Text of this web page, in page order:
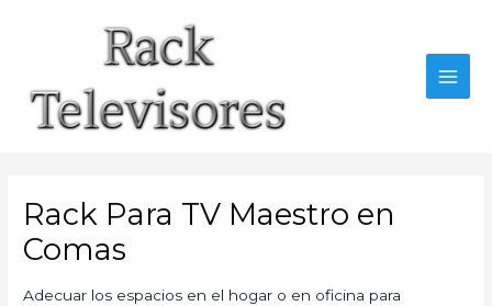
Rack Para TV Maestro en
Comas
Adecuar los espacios en el hogar o en oficina para